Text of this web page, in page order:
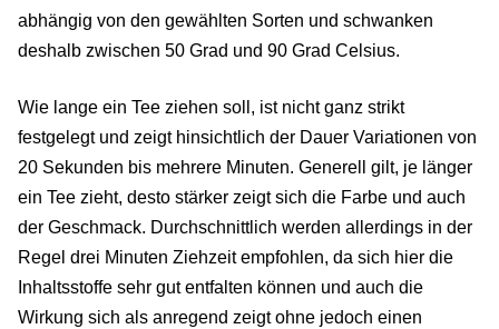
abhängig von den gewählten Sorten und schwanken
deshalb zwischen 50 Grad und 90 Grad Celsius.
Wie lange ein Tee ziehen soll, ist nicht ganz strikt
festgelegt und zeigt hinsichtlich der Dauer Variationen von
20 Sekunden bis mehrere Minuten. Generell gilt, je länger
ein Tee zieht, desto stärker zeigt sich die Farbe und auch
der Geschmack. Durchschnittlich werden allerdings in der
Regel drei Minuten Ziehzeit empfohlen, da sich hier die
Inhaltsstoffe sehr gut entfalten können und auch die
Wirkung sich als anregend zeigt ohne jedoch einen